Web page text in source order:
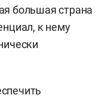
большая страна
к нему